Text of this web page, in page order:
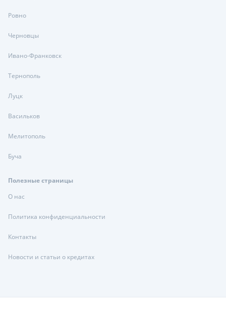
Ровно
Черновцы
Ивано-Франковск
Тернополь
Луцк
Васильков
Мелитополь
Буча
Полезные страницы
О нас
Политика конфиденциальности
Контакты
Новости и статьи о кредитах